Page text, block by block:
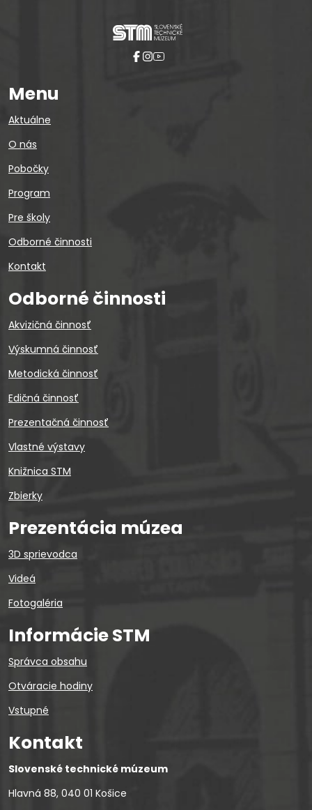
Menu
Aktuálne
O nás
Pobočky
Program
Pre školy
Odborné činnosti
Kontakt
Odborné činnosti
Akvizičná činnosť
Výskumná činnosť
Metodická činnosť
Edičná činnosť
Prezentačná činnosť
Vlastné výstavy
Knižnica STM
Zbierky
Prezentácia múzea
3D sprievodca
Videá
Fotogaléria
Informácie STM
Správca obsahu
Otváracie hodiny
Vstupné
Kontakt
Slovenské technické múzeum
Hlavná 88, 040 01 Košice